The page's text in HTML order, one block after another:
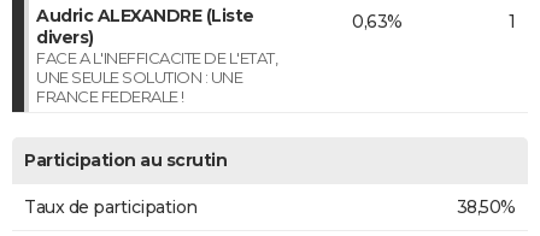
Audric ALEXANDRE (Liste
divers)
FACE A L'INEFFICACITE DE L'ETAT,
UNE SEULE SOLUTION : UNE
FRANCE FEDERALE !
0,63% 1
Participation au scrutin
Taux de participation 38,50%